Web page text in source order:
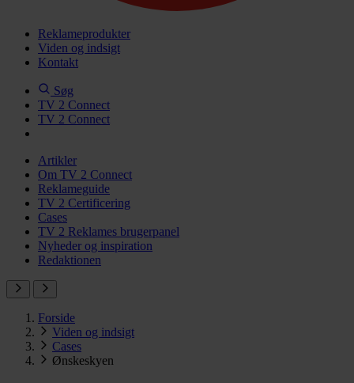
Reklameprodukter
Viden og indsigt
Kontakt
Søg
TV 2 Connect
TV 2 Connect
Artikler
Om TV 2 Connect
Reklameguide
TV 2 Certificering
Cases
TV 2 Reklames brugerpanel
Nyheder og inspiration
Redaktionen
Forside
Viden og indsigt
Cases
Ønskeskyen